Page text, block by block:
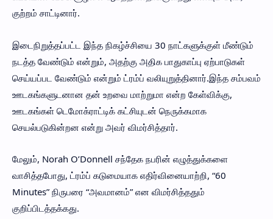
குற்றம் சாட்டினார்.
இடைநிறுத்தப்பட்ட இந்த நிகழ்ச்சியை 30 நாட்களுக்குள் மீண்டும்
நடத்த வேண்டும் என்றும், அதற்கு அதிக பாதுகாப்பு ஏற்பாடுகள்
செய்யப்பட வேண்டும் என்றும் ட்ரம்ப் வலியுறுத்தினார்.இந்த சம்பவம்
ஊடகங்களுடனான தன் உறவை மாற்றுமா என்ற கேள்விக்கு,
ஊடகங்கள் டெமோக்ராட்டிக் கட்சியுடன் நெருக்கமாக
செயல்படுகின்றன என்று அவர் விமர்சித்தார்.
மேலும், Norah O’Donnell சந்தேக நபரின் எழுத்துக்களை
வாசித்தபோது, ட்ரம்ப் கடுமையாக எதிர்வினையாற்றி, “60
Minutes” நிருபரை “அவமானம்” என விமர்சித்ததும்
குறிப்பிடத்தக்கது.